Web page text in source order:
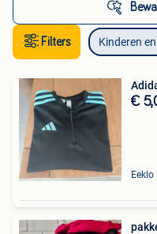
Filters Kinderen
€
Eeklo